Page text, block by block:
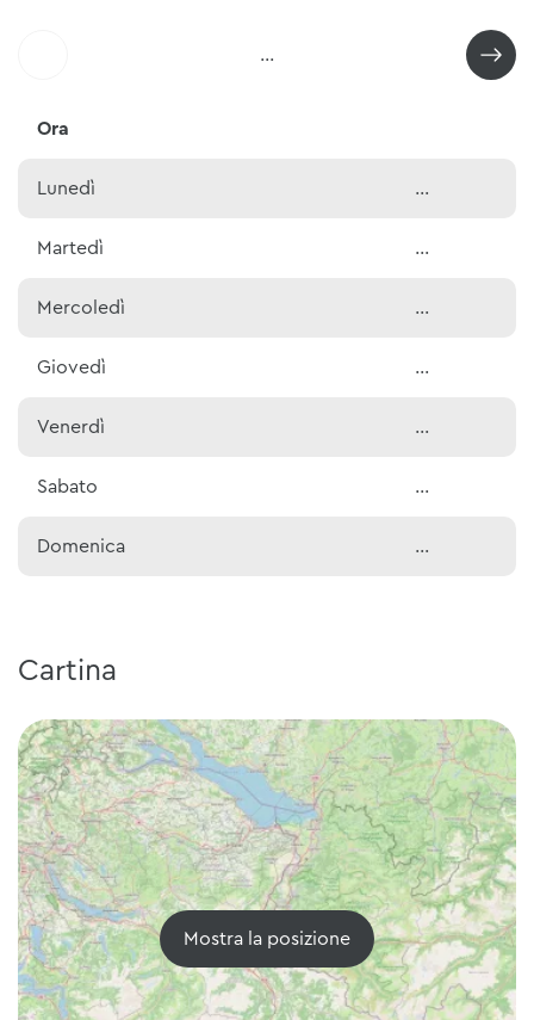
...
Ora
Lunedì ...
Martedì ...
Mercoledì ...
Giovedì ...
Venerdì ...
Sabato ...
Domenica ...
Cartina
Mostra la posizione